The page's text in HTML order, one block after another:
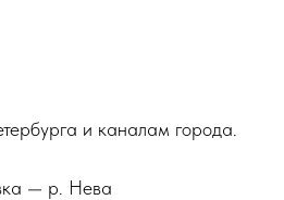
и каналам города.
— р. Нева